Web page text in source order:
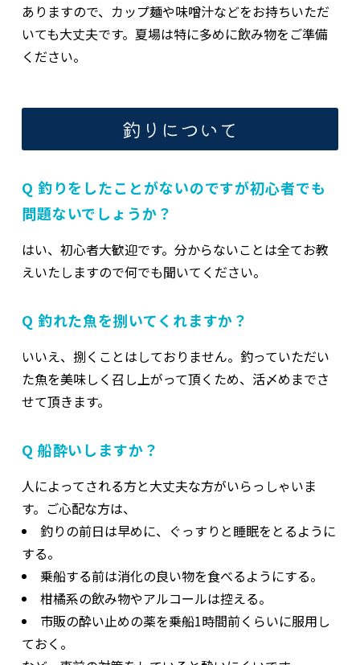
ありますので、カップ麺や味噌汁などをお持ちいただ
いても大丈夫です。夏場は特に多めに飲み物をご準備
ください。
釣りについて
Q 釣りをしたことがないのですが初心者でも
問題ないでしょうか？
はい、初心者大歓迎です。分からないことは全てお教
えいたしますので何でも聞いてください。
Q 釣れた魚を捌いてくれますか？
いいえ、捌くことはしておりません。釣っていただい
た魚を美味しく召し上がって頂くため、活〆めまでさ
せて頂きます。
Q 船酔いしますか？
人によってされる方と大丈夫な方がいらっしゃいま
す。ご心配な方は、
釣りの前日は早めに、ぐっすりと睡眠をとるように
する。
乗船する前は消化の良い物を食べるようにする。
柑橘系の飲み物やアルコールは控える。
市販の酔い止めの薬を乗船1時間前くらいに服用し
ておく。